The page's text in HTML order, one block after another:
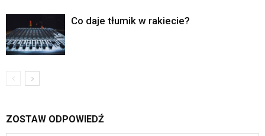
Co daje tłumik w rakiecie?
ZOSTAW ODPOWIEDŹ